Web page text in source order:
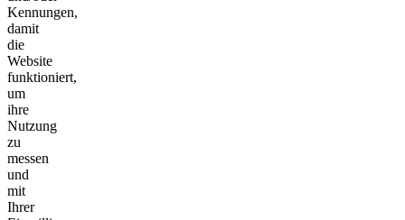
Kennungen,
damit
die
Website
funktioniert,
um
ihre
Nutzung
zu
messen
und
mit
Ihrer